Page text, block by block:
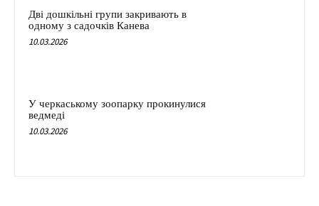
Дві дошкільні групи закривають в
одному з садочків Канева
10.03.2026
У черкаському зоопарку прокинулися
ведмеді
10.03.2026